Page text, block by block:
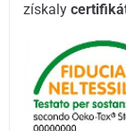
získaly